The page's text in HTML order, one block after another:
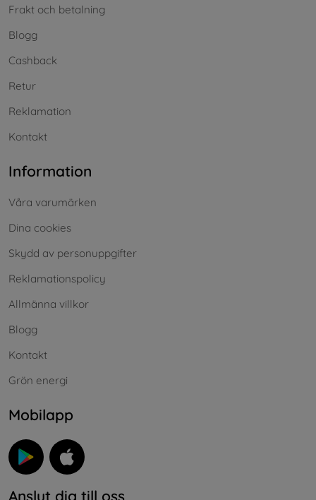
Frakt och betalning
Blogg
Cashback
Retur
Reklamation
Kontakt
Information
Våra varumärken
Dina cookies
Skydd av personuppgifter
Reklamationspolicy
Allmänna villkor
Blogg
Kontakt
Grön energi
Mobilapp
Anslut dig till oss